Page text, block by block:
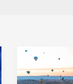
ENTREVISTA
A